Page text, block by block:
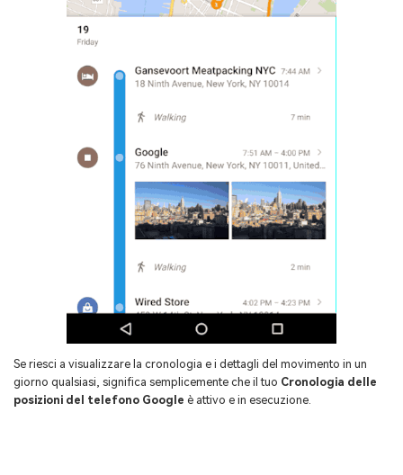
Se riesci a visualizzare la cronologia e i dettagli del movimento in un
giorno qualsiasi, significa semplicemente che il tuo Cronologia delle
posizioni del telefono Google è attivo e in esecuzione.